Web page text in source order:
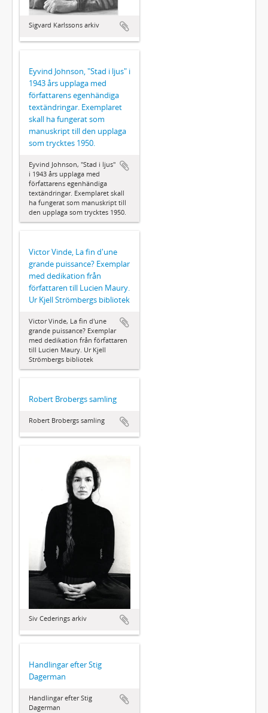
Sigvard Karlssons arkiv
Eyvind Johnson, "Stad i ljus" i
1943 års upplaga med
författarens egenhändiga
textändringar. Exemplaret
skall ha fungerat som
manuskript till den upplaga
som trycktes 1950.
Eyvind Johnson, "Stad i ljus"
i 1943 års upplaga med
författarens egenhändiga
textändringar. Exemplaret skall
ha fungerat som manuskript till
den upplaga som trycktes 1950.
Victor Vinde, La fin d'une
grande puissance? Exemplar
med dedikation från
författaren till Lucien Maury.
Ur Kjell Strömbergs bibliotek
Victor Vinde, La fin d'une
grande puissance? Exemplar
med dedikation från författaren
till Lucien Maury. Ur Kjell
Strömbergs bibliotek
Robert Brobergs samling
Robert Brobergs samling
Siv Cederings arkiv
Handlingar efter Stig
Dagerman
Handlingar efter Stig
Dagerman